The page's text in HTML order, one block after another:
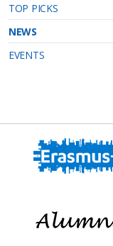
TOP PICKS
NEWS
EVENTS